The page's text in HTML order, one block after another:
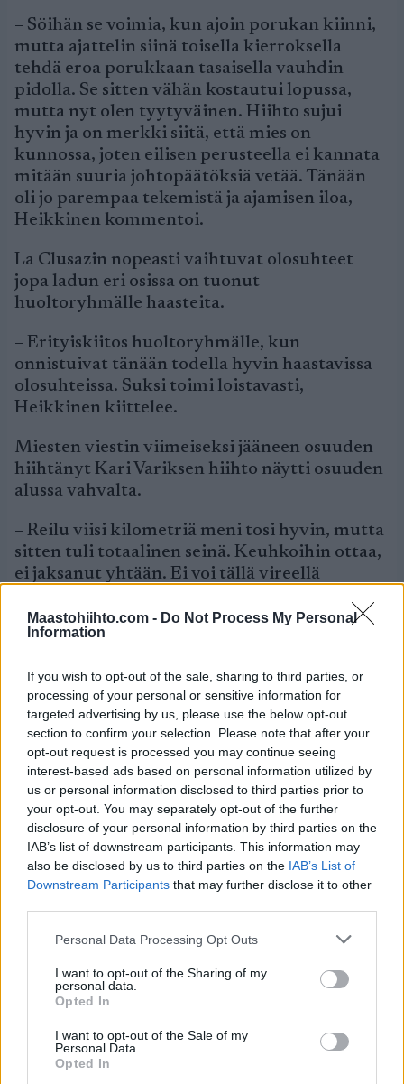
Maastohiihto.com - Do Not Process My Personal
Information
If you wish to opt-out of the sale, sharing to third parties, or
processing of your personal or sensitive information for
targeted advertising by us, please use the below opt-out
section to confirm your selection. Please note that after your
opt-out request is processed you may continue seeing
interest-based ads based on personal information utilized by
us or personal information disclosed to third parties prior to
your opt-out. You may separately opt-out of the further
disclosure of your personal information by third parties on the
IAB’s list of downstream participants. This information may
also be disclosed by us to third parties on the IAB’s List of
Downstream Participants that may further disclose it to other
Please note that this website/app uses one or more Google
not limited to your visit or usage behaviour. You may click to
grant or deny consent to Google and its third-party tags to
use your data for below specified purposes in below Google
consent section.
Personal Data Processing Opt Outs
I want to opt-out of the Sharing of my
personal data.
Opted In
I want to opt-out of the Sale of my
Personal Data.
Opted In
– Söihän se voimia, kun ajoin porukan kiinni,
mutta ajattelin siinä toisella kierroksella
tehdä eroa porukkaan tasaisella vauhdin
pidolla. Se sitten vähän kostautui lopussa,
mutta nyt olen tyytyväinen. Hiihto sujui
hyvin ja on merkki siitä, että mies on
kunnossa, joten eilisen perusteella ei kannata
mitään suuria johtopäätöksiä vetää. Tänään
oli jo parempaa tekemistä ja ajamisen iloa,
Heikkinen kommentoi.
La Clusazin nopeasti vaihtuvat olosuhteet
jopa ladun eri osissa on tuonut
huoltoryhmälle haasteita.
– Erityiskiitos huoltoryhmälle, kun
onnistuivat tänään todella hyvin haastavissa
olosuhteissa. Suksi toimi loistavasti,
Heikkinen kiittelee.
Miesten viestin viimeiseksi jääneen osuuden
hiihtänyt Kari Variksen hiihto näytti osuuden
alussa vahvalta.
– Reilu viisi kilometriä meni tosi hyvin, mutta
sitten tuli totaalinen seinä. Keuhkoihin ottaa,
ei jaksanut yhtään. Ei voi tällä vireellä
paljon, kesälläkin pari kuukautta, mutta tämä
on jotenkin erilainen paikka. Missään muualla
kuin täällä, Varis harmitteli.
Suomen miesten viestijoukkue joutui
keskeyttämään kisan kolmannen osuuden
jälkeen, kun Sami Jauhojärvi päätti jättää
kisan väliin.
– Hiihdin kevyesti ennen viestin alkua ja tuli
sellainen olo, ettei ole järkeä lähteä
hiihtämään. Lääkärin kanssa keskusteltuani
päätin jättää hiihdon väliin, Jauhojärvi kertoo.
Näillä näkymin Jauhojärvi hiihtää tulevana
– Tarkoitus on Jämillä startata kaikkina
eletään. Mikäänhän ei ole niin varmaa kuin
epävarma.